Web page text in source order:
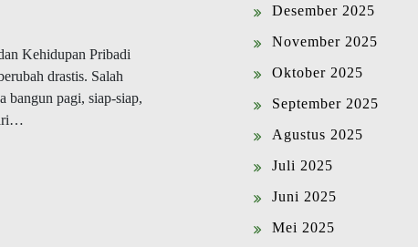
Kehidupan Pribadi
drastis. Salah
bangun pagi, siap-siap,
Desember 2025
November 2025
Oktober 2025
September 2025
Agustus 2025
Juli 2025
Juni 2025
Mei 2025